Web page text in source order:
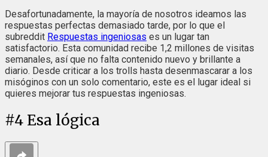
Desafortunadamente, la mayoría de nosotros ideamos las
respuestas perfectas demasiado tarde, por lo que el
subreddit Respuestas ingeniosas es un lugar tan
satisfactorio. Esta comunidad recibe 1,2 millones de visitas
semanales, así que no falta contenido nuevo y brillante a
diario. Desde criticar a los trolls hasta desenmascarar a los
misóginos con un solo comentario, este es el lugar ideal si
quieres mejorar tus respuestas ingeniosas.
#4 Esa lógica